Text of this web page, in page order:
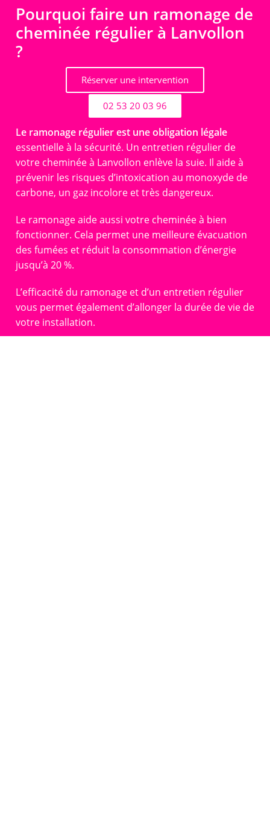
Pourquoi faire un ramonage de
cheminée régulier à Lanvollon
?
Réserver une intervention
02 53 20 03 96
Le ramonage régulier est une obligation légale
essentielle à la sécurité. Un entretien régulier de
votre cheminée à Lanvollon enlève la suie. Il aide à
prévenir les risques d’intoxication au monoxyde de
carbone, un gaz incolore et très dangereux.
Le ramonage aide aussi votre cheminée à bien
fonctionner. Cela permet une meilleure évacuation
des fumées et réduit la consommation d’énergie
jusqu’à 20 %.
L’efficacité du ramonage et d’un entretien régulier
vous permet également d’allonger la durée de vie de
votre installation.